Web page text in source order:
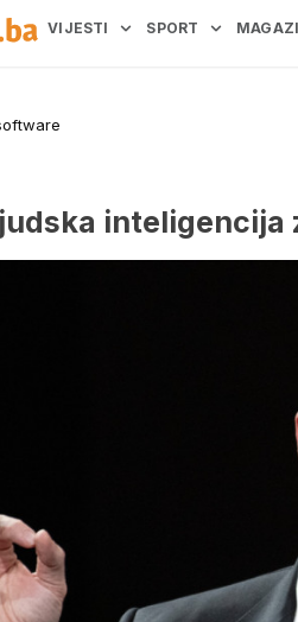
VIJESTI SPORT
inteligencija